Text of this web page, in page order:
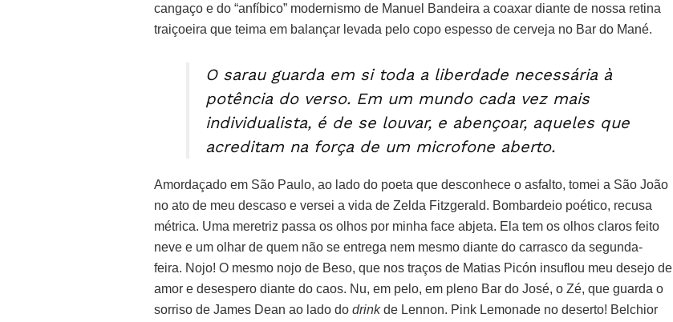
cangaço e do “anfíbico” modernismo de Manuel Bandeira a coaxar diante de nossa retina
traiçoeira que teima em balançar levada pelo copo espesso de cerveja no Bar do Mané.
O sarau guarda em si toda a liberdade necessária à
potência do verso. Em um mundo cada vez mais
individualista, é de se louvar, e abençoar, aqueles que
acreditam na força de um microfone aberto.
Amordaçado em São Paulo, ao lado do poeta que desconhece o asfalto, tomei a São João
no ato de meu descaso e versei a vida de Zelda Fitzgerald. Bombardeio poético, recusa
métrica. Uma meretriz passa os olhos por minha face abjeta. Ela tem os olhos claros feito
neve e um olhar de quem não se entrega nem mesmo diante do carrasco da segunda-
feira. Nojo! O mesmo nojo de Beso, que nos traços de Matias Picón insuflou meu desejo de
amor e desespero diante do caos. Nu, em pelo, em pleno Bar do José, o Zé, que guarda o
sorriso de James Dean ao lado do drinkde Lennon. Pink Lemonade no deserto! Belchior